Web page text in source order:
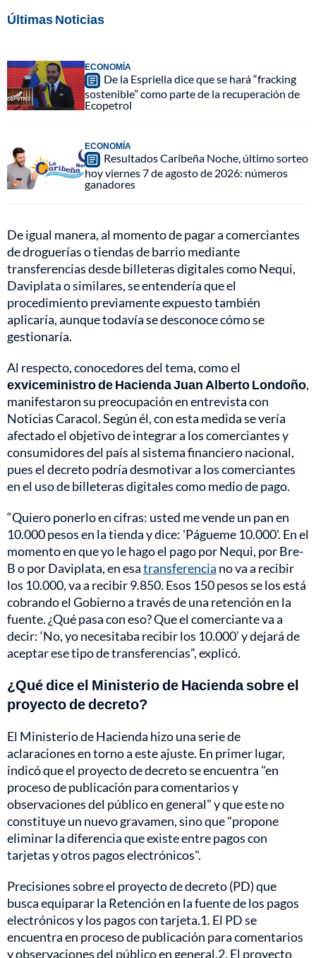
Últimas Noticias
ECONOMÍA
De la Espriella dice que se hará “fracking
sostenible” como parte de la recuperación de
Ecopetrol
ECONOMÍA
Resultados Caribeña Noche, último sorteo
hoy viernes 7 de agosto de 2026: números
ganadores
De igual manera, al momento de pagar a comerciantes
de droguerías o tiendas de barrio mediante
transferencias desde billeteras digitales como Nequi,
Daviplata o similares, se entendería que el
procedimiento previamente expuesto también
aplicaría, aunque todavía se desconoce cómo se
gestionaría.
Al respecto, conocedores del tema, como el
exviceministro de Hacienda Juan Alberto Londoño,
manifestaron su preocupación en entrevista con
Noticias Caracol. Según él, con esta medida se vería
afectado el objetivo de integrar a los comerciantes y
consumidores del país al sistema financiero nacional,
pues el decreto podría desmotivar a los comerciantes
en el uso de billeteras digitales como medio de pago.
“Quiero ponerlo en cifras: usted me vende un pan en
10.000 pesos en la tienda y dice: 'Págueme 10.000'. En el
momento en que yo le hago el pago por Nequi, por Bre-
B o por Daviplata, en esatransferencia no va a recibir
los 10.000, va a recibir 9.850. Esos 150 pesos se los está
cobrando el Gobierno a través de una retención en la
fuente. ¿Qué pasa con eso? Que el comerciante va a
decir: ‘No, yo necesitaba recibir los 10.000’ y dejará de
aceptar ese tipo de transferencias”, explicó.
¿Qué dice el Ministerio de Hacienda sobre el
proyecto de decreto?
El Ministerio de Hacienda hizo una serie de
aclaraciones en torno a este ajuste. En primer lugar,
indicó que el proyecto de decreto se encuentra "en
proceso de publicación para comentarios y
observaciones del público en general" y que este no
constituye un nuevo gravamen, sino que "propone
eliminar la diferencia que existe entre pagos con
tarjetas y otros pagos electrónicos".
Precisiones sobre el proyecto de decreto (PD) que
busca equiparar la Retención en la fuente de los pagos
electrónicos y los pagos con tarjeta.1. El PD se
encuentra en proceso de publicación para comentarios
y observaciones del público en general.2. El proyecto